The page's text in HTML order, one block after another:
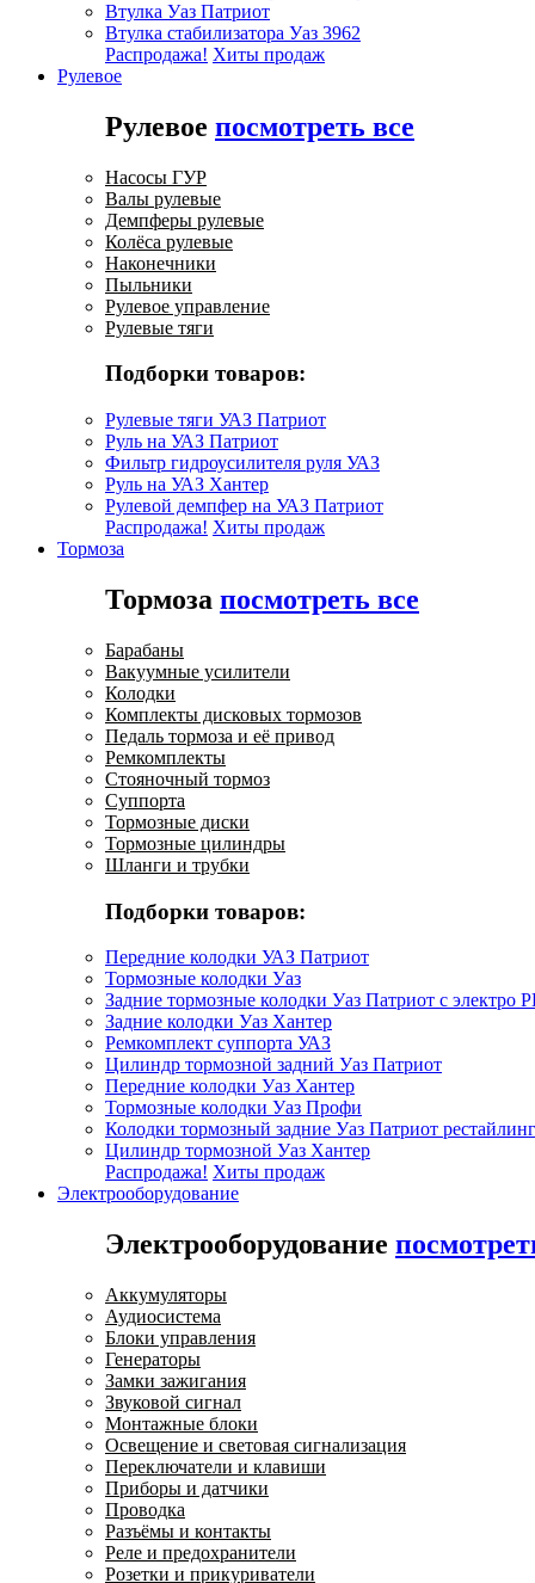
Втулка Уаз Патриот
Втулка стабилизатора Уаз 3962
Распродажа! Хиты продаж
Рулевое
Рулевое посмотреть все
Насосы ГУР
Валы рулевые
Демпферы рулевые
Колёса рулевые
Наконечники
Пыльники
Рулевое управление
Рулевые тяги
Подборки товаров:
Рулевые тяги УАЗ Патриот
Руль на УАЗ Патриот
Фильтр гидроусилителя руля УАЗ
Руль на УАЗ Хантер
Рулевой демпфер на УАЗ Патриот
Распродажа! Хиты продаж
Тормоза
Тормоза посмотреть все
Барабаны
Вакуумные усилители
Колодки
Комплекты дисковых тормозов
Педаль тормоза и её привод
Ремкомплекты
Стояночный тормоз
Суппорта
Тормозные диски
Тормозные цилиндры
Шланги и трубки
Подборки товаров:
Передние колодки УАЗ Патриот
Тормозные колодки Уаз
Задние тормозные колодки Уаз Патриот с электро
Задние колодки Уаз Хантер
Ремкомплект суппорта УАЗ
Цилиндр тормозной задний Уаз Патриот
Передние колодки Уаз Хантер
Тормозные колодки Уаз Профи
Колодки тормозный задние Уаз Патриот
Цилиндр тормозной Уаз Хантер
Распродажа! Хиты продаж
Электрооборудование
Электрооборудование
Аккумуляторы
Аудиосистема
Блоки управления
Генераторы
Замки зажигания
Звуковой сигнал
Монтажные блоки
Освещение и световая сигнализация
Переключатели и клавиши
Приборы и датчики
Проводка
Разъёмы и контакты
Реле и предохранители
Розетки и прикуриватели